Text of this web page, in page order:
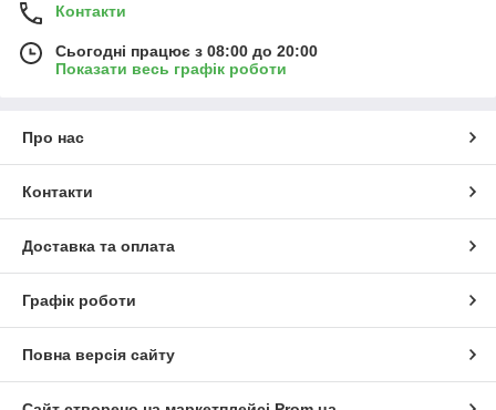
Контакти
Сьогодні працює з 08:00 до 20:00
Показати весь графік роботи
Про нас
Контакти
Доставка та оплата
Графік роботи
Повна версія сайту